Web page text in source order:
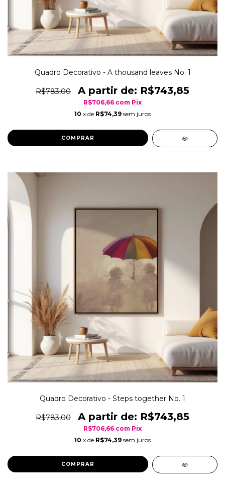
Quadro Decorativo - A thousand leaves No. 1
R$783,00 R$743,85
R$706,66 com Pix
10 x de R$74,39 sem juros
COMPRAR
Quadro Decorativo - Steps together No. 1
R$783,00 R$743,85
R$706,66 com Pix
10 x de R$74,39 sem juros
COMPRAR